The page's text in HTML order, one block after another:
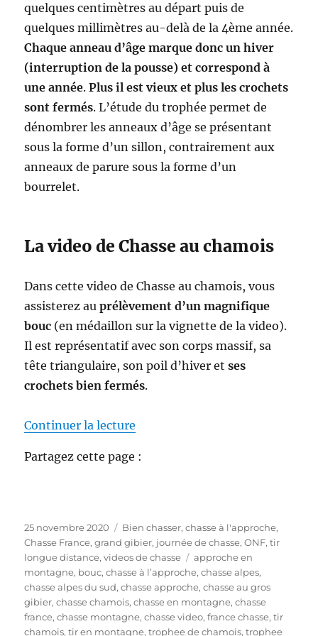
quelques centimètres au départ puis de
quelques millimètres au-delà de la 4ème année.
Chaque anneau d’âge marque donc un hiver
(interruption de la pousse) et correspond à
une année.Plus il est vieux et plus les crochets
sont fermés. L’étude du trophée permet de
dénombrer les anneaux d’âge se présentant
sous la forme d’un sillon, contrairement aux
anneaux de parure sous la forme d’un
bourrelet.
La video de Chasse au chamois
Dans cette video de Chasse au chamois, vous
assisterez auprélèvement d’un magnifique
bouc (en médaillon sur la vignette de la video).
Il est représentatif avec son corps massif, sa
tête triangulaire, son poil d’hiver etses
crochets bien fermés.
Continuer la lecture
Partagez cette page :
P
u
b
l
i
é
l
e
25 novembre 2020
C
a
t
é
g
o
r
i
Bien chasser,chasse à l'approche,
Chasse France,grand gibier, journée de chasse,ONF,tir
longue distance,videos de chasse
É
t
i
q
u
e
approche en
montagne, bouc,chasse à l’approche,chasse alpes,
chasse alpes du sud,chasse approche,chasse au gros
gibier,chasse chamois,chasse en montagne,chasse
france,chasse montagne,chasse video,france chasse,tir
chamois,tir en montagne,trophee de chamois,trophee